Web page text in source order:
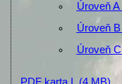
Úroveň
Úroveň
Úroveň
PDF karta I. (4 MB)